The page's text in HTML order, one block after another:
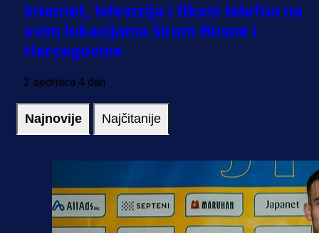
Internet, televizija i fiksni telefon na
svim lokacijama širom Bosne i
Hercegovine
2 sedmica 4 dan
Najnovije Najčitanije